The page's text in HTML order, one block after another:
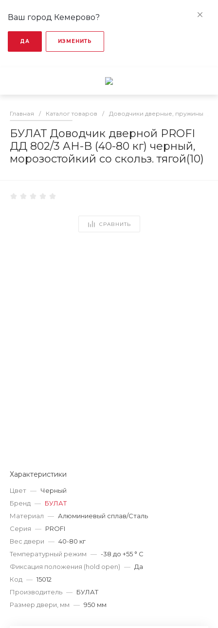
Ваш город Кемерово?
ДА ИЗМЕНИТЬ
Главная / Каталог товаров / Доводчики дверные, пружины
БУЛАТ Доводчик дверной PROFI
ДД 802/3 AH-B (40-80 кг) черный,
морозостойкий со скольз. тягой(10)
СРАВНИТЬ
Характеристики
Цвет — Черный
Бренд — БУЛАТ
Материал — Алюминиевый сплав/Сталь
Серия — PROFI
Вес двери — 40-80 кг
Температурный режим — -38 до +55 ° С
Фиксация положения (hold open) — Да
Код — 15012
Производитель — БУЛАТ
Размер двери, мм — 950 мм